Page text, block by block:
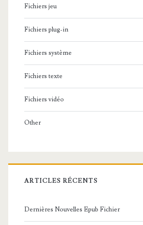
Fichiers jeu
Fichiers plug-in
Fichiers système
Fichiers texte
Fichiers vidéo
Other
ARTICLES RÉCENTS
Dernières Nouvelles Epub Fichier